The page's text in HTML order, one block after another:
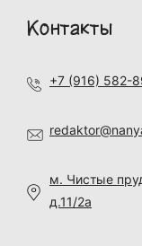
Контакты
+7 (916) 582-
м. Чистые
д.11/2а